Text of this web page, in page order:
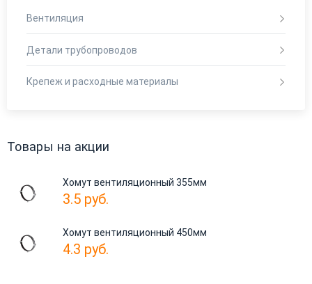
Вентиляция
Детали трубопроводов
Крепеж и расходные материалы
Товары на акции
Хомут вентиляционный 355мм
3.5 руб.
Хомут вентиляционный 450мм
4.3 руб.